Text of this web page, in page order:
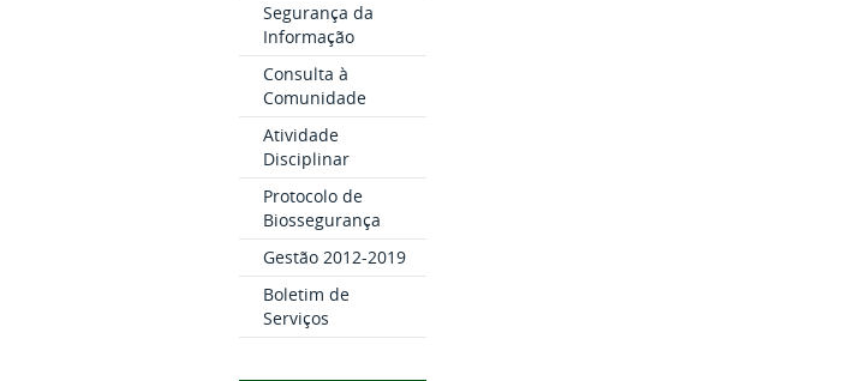
Segurança da
Informação
Consulta à
Comunidade
Atividade
Disciplinar
Protocolo de
Biossegurança
Gestão 2012-2019
Boletim de
Serviços